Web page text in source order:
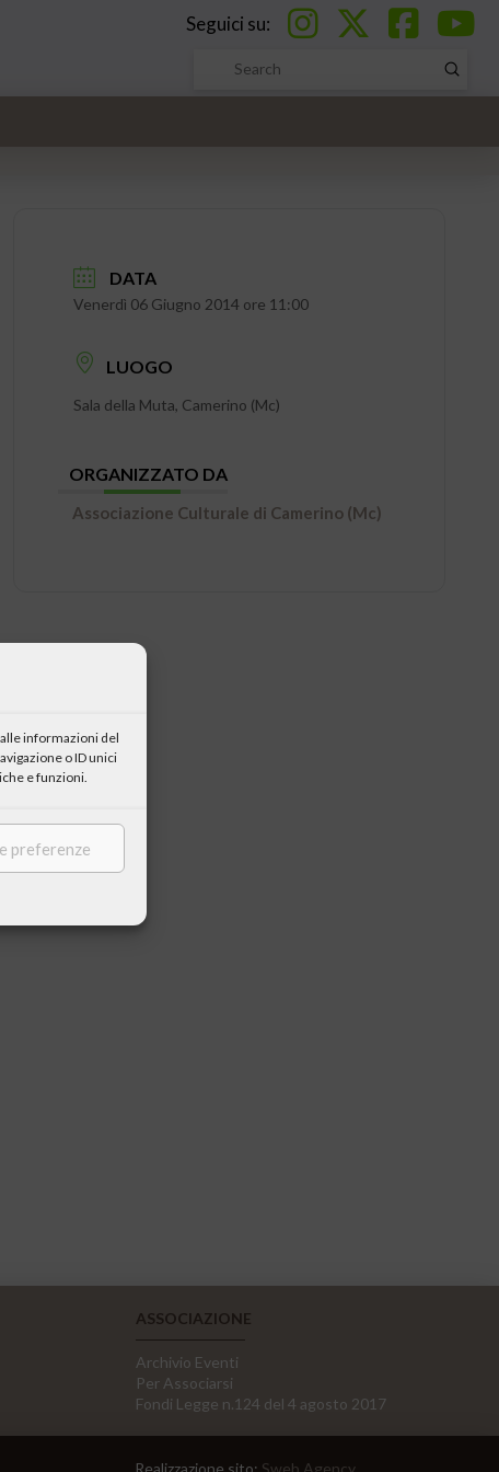
informazioni del
o ID unici
e funzioni.
preferenze
Seguici su:
Search
Submit
DATA
Venerdì 06 Giugno 2014 ore 11:00
LUOGO
Sala della Muta, Camerino (Mc)
ORGANIZZATO DA
Associazione Culturale di Camerino (Mc)
ASSOCIAZIONE
Archivio Eventi
Per Associarsi
Fondi Legge n.124 del 4 agosto 2017
Realizzazione sito: Sweb Agency